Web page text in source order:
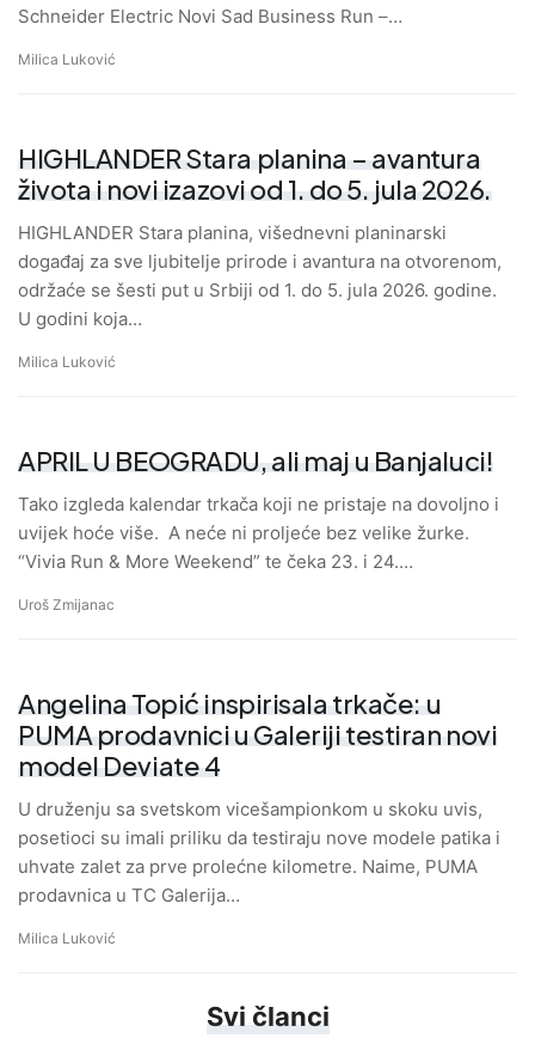
Schneider Electric Novi Sad Business Run –…
Milica Luković
HIGHLANDER Stara planina – avantura
života i novi izazovi od 1. do 5. jula 2026.
HIGHLANDER Stara planina, višednevni planinarski
događaj za sve ljubitelje prirode i avantura na otvorenom,
održaće se šesti put u Srbiji od 1. do 5. jula 2026. godine.
U godini koja…
Milica Luković
APRIL U BEOGRADU, ali maj u Banjaluci!
Tako izgleda kalendar trkača koji ne pristaje na dovoljno i
uvijek hoće više. A neće ni proljeće bez velike žurke.
“Vivia Run & More Weekend” te čeka 23. i 24.…
Uroš Zmijanac
Angelina Topić inspirisala trkače: u
PUMA prodavnici u Galeriji testiran novi
model Deviate 4
U druženju sa svetskom vicešampionkom u skoku uvis,
posetioci su imali priliku da testiraju nove modele patika i
uhvate zalet za prve prolećne kilometre. Naime, PUMA
prodavnica u TC Galerija…
Milica Luković
Svi članci